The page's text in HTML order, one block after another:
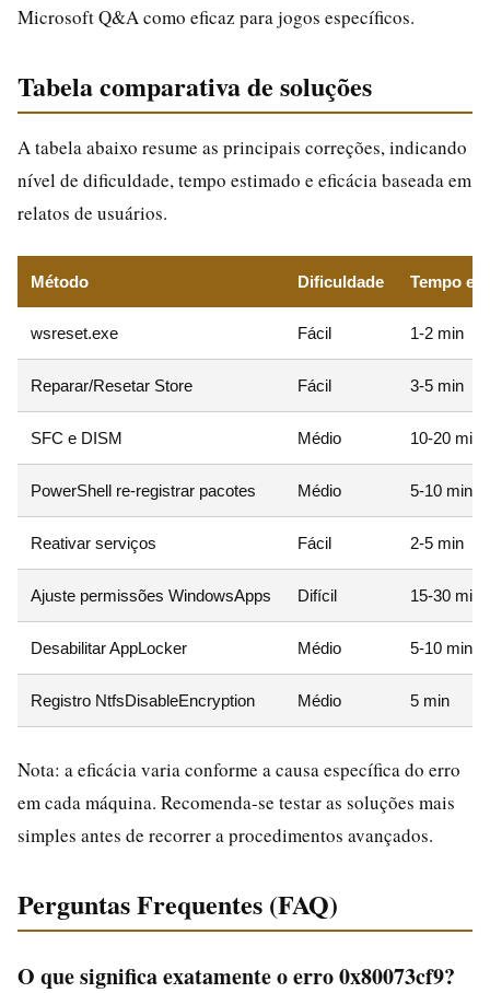
Microsoft Q&A como eficaz para jogos específicos.
Tabela comparativa de soluções
A tabela abaixo resume as principais correções, indicando
nível de dificuldade, tempo estimado e eficácia baseada em
relatos de usuários.
Método Dificuldade Tempo
wsreset.exe Fácil 1-2 min
Reparar/Resetar Store Fácil 3-5 min
SFC e DISM Médio 10-20 min
PowerShell re-registrar pacotes Médio 5-10 min
Reativar serviços Fácil 2-5 min
Ajuste permissões WindowsApps Difícil 15-30 min
Desabilitar AppLocker Médio 5-10 min
Registro NtfsDisableEncryption Médio 5 min
Nota: a eficácia varia conforme a causa específica do erro
em cada máquina. Recomenda-se testar as soluções mais
simples antes de recorrer a procedimentos avançados.
Perguntas Frequentes (FAQ)
O que significa exatamente o erro 0x80073cf9?